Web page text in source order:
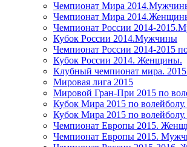
Чемпионат Мира
Чемпионат Мира
Чемпионат России 2014-
Кубок России 2014.Мужчины
Чемпионат России 2014-2015
Кубок России 2014. Женщины.
Клубный чемпионат мира.
Мировая лига 2015
Мировой Гран-При 2015 по
Кубок Мира 2015 по
Кубок Мира 2015 по
Чемпионат Европы 2015.
Чемпионат Европы 2015.